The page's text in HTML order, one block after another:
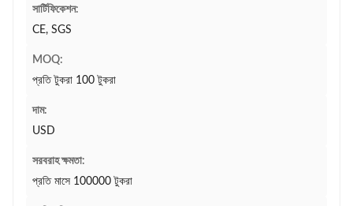
সার্টিফিকেশন:
CE, SGS
MOQ:
প্রতি টুকরা 100 টুকরা
দাম:
USD
সরবরাহ ক্ষমতা:
প্রতি মাসে 100000 টুকরা